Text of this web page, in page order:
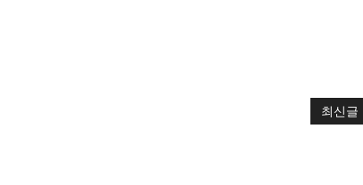
최신글